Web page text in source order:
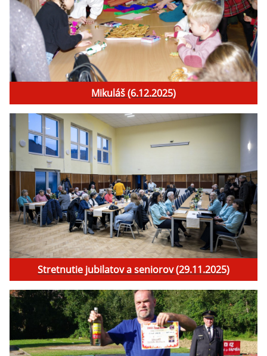
Mikuláš (6.12.2025)
Stretnutie jubilatov a seniorov (29.11.2025)